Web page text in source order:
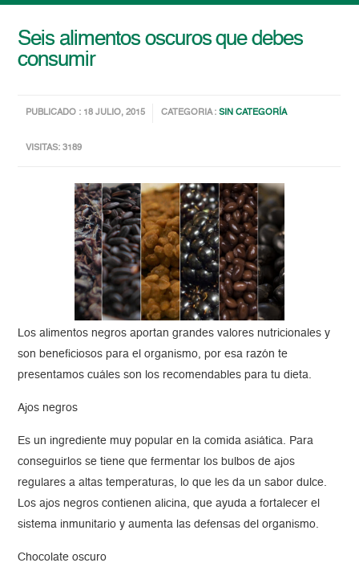
Seis alimentos oscuros que debes
consumir
PUBLICADO : 18 JULIO, 2015 CATEGORIA :SIN CATEGORÍA
VISITAS: 3189
Los alimentos negros aportan grandes valores nutricionales y
son beneficiosos para el organismo, por esa razón te
presentamos cuáles son los recomendables para tu dieta.
Ajos negros
Es un ingrediente muy popular en la comida asiática. Para
conseguirlos se tiene que fermentar los bulbos de ajos
regulares a altas temperaturas, lo que les da un sabor dulce.
Los ajos negros contienen alicina, que ayuda a fortalecer el
sistema inmunitario y aumenta las defensas del organismo.
Chocolate oscuro